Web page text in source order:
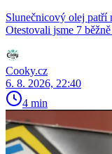
Slunečnicový olej patří
Otestovali jsme 7
Cooky.cz
6. 8. 2026, 22:40
4 min